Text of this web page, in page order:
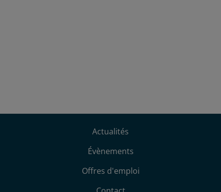
Actualités
Évènements
Offres d'emploi